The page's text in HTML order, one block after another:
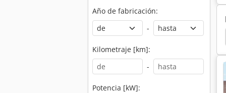
Año de fabricación:
-
Kilometraje [km]:
-
Potencia [kW]:
Cargador Caterpillar 229